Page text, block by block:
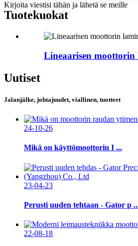
Kirjoita viestisi tähän ja lähetä se meille
Tuotekuokat
Lineaarisen moottorin
Uutiset
Jalanjälke, johtajuudet, viallinen, tuotteet
24-10-26
Mikä on käyttömoottorin I ...
23-04-23
Perusti uuden tehtaan - Gator p
22-08-18